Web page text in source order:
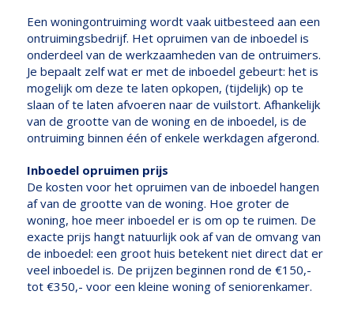
Een woningontruiming wordt vaak uitbesteed aan een
ontruimingsbedrijf. Het opruimen van de inboedel is
onderdeel van de werkzaamheden van de ontruimers.
Je bepaalt zelf wat er met de inboedel gebeurt: het is
mogelijk om deze te laten opkopen, (tijdelijk) op te
slaan of te laten afvoeren naar de vuilstort. Afhankelijk
van de grootte van de woning en de inboedel, is de
ontruiming binnen één of enkele werkdagen afgerond.
Inboedel opruimen prijs
De kosten voor het opruimen van de inboedel hangen
af van de grootte van de woning. Hoe groter de
woning, hoe meer inboedel er is om op te ruimen. De
exacte prijs hangt natuurlijk ook af van de omvang van
de inboedel: een groot huis betekent niet direct dat er
veel inboedel is. De prijzen beginnen rond de €150,-
tot €350,- voor een kleine woning of seniorenkamer.